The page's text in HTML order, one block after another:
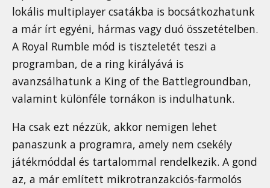
lokális multiplayer csatákba is bocsátkozhatunk
a már írt egyéni, hármas vagy duó összetételben.
A Royal Rumble mód is tiszteletét teszi a
programban, de a ring királyává is
avanzsálhatunk a King of the Battlegroundban,
valamint különféle tornákon is indulhatunk.
Ha csak ezt nézzük, akkor nemigen lehet
panaszunk a programra, amely nem csekély
játékmóddal és tartalommal rendelkezik. A gond
az, a már említett mikrotranzakciós-farmolós